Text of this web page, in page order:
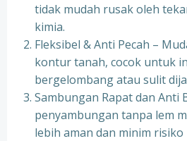
tidak mudah rusak oleh
kimia.
Fleksibel & Anti Pecah –
kontur tanah, cocok untuk
bergelombang atau sulit
Sambungan Rapat dan Anti
penyambungan tanpa lem
lebih aman dan minim risiko